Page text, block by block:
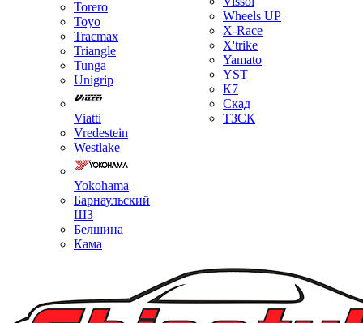
Torero
Toyo
Tracmax
Triangle
Tunga
Unigrip
Viatti
Vredestein
Westlake
Yokohama
Барнаульский
ШЗ
Белшина
Кама
Wheels UP
X-Race
X'trike
Yamato
YST
К7
Скад
ТЗСК